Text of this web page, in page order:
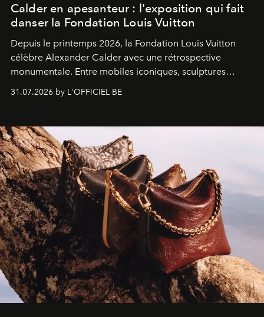
Calder en apesanteur : l'exposition qui fait
danser la Fondation Louis Vuitton
Depuis le printemps 2026, la Fondation Louis Vuitton
célèbre Alexander Calder avec une rétrospective
monumentale. Entre mobiles iconiques, sculptures
monumentales et poésie du mouvement, l'artiste
américain investit les espaces imaginés par Frank Gehry
sculpture.
31.07.2026 by L'OFFICIEL BE